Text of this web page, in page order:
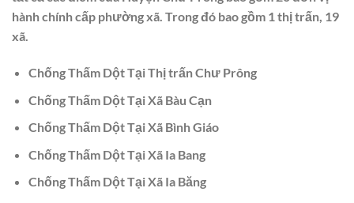
hành chính cấp phường xã. Trong đó bao gồm 1 thị trấn, 19
xã.
Chống Thấm Dột Tại Thị trấn Chư Prông
Chống Thấm Dột Tại Xã Bàu Cạn
Chống Thấm Dột Tại Xã Bình Giáo
Chống Thấm Dột Tại Xã Ia Bang
Chống Thấm Dột Tại Xã Ia Băng